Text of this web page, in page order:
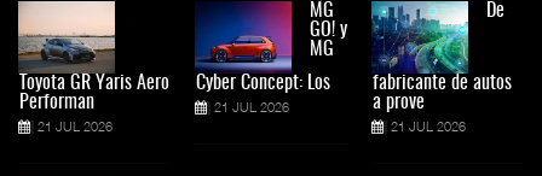
Toyota GR Yaris Aero
Performan
21 JUL 2026
MG
GO! y
MG
Cyber Concept: Los
21 JUL 2026
De
fabricante de autos
a prove
21 JUL 2026